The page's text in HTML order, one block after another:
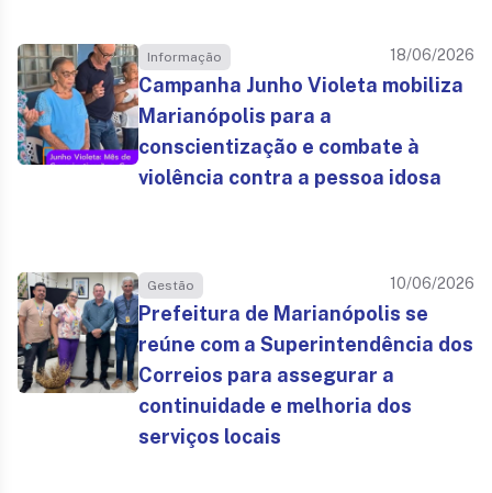
Informação 18/06/2026
Campanha Junho Violeta mobiliza
Marianópolis para a
conscientização e combate à
violência contra a pessoa idosa
Gestão 10/06/2026
Prefeitura de Marianópolis se
reúne com a Superintendência dos
Correios para assegurar a
continuidade e melhoria dos
serviços locais